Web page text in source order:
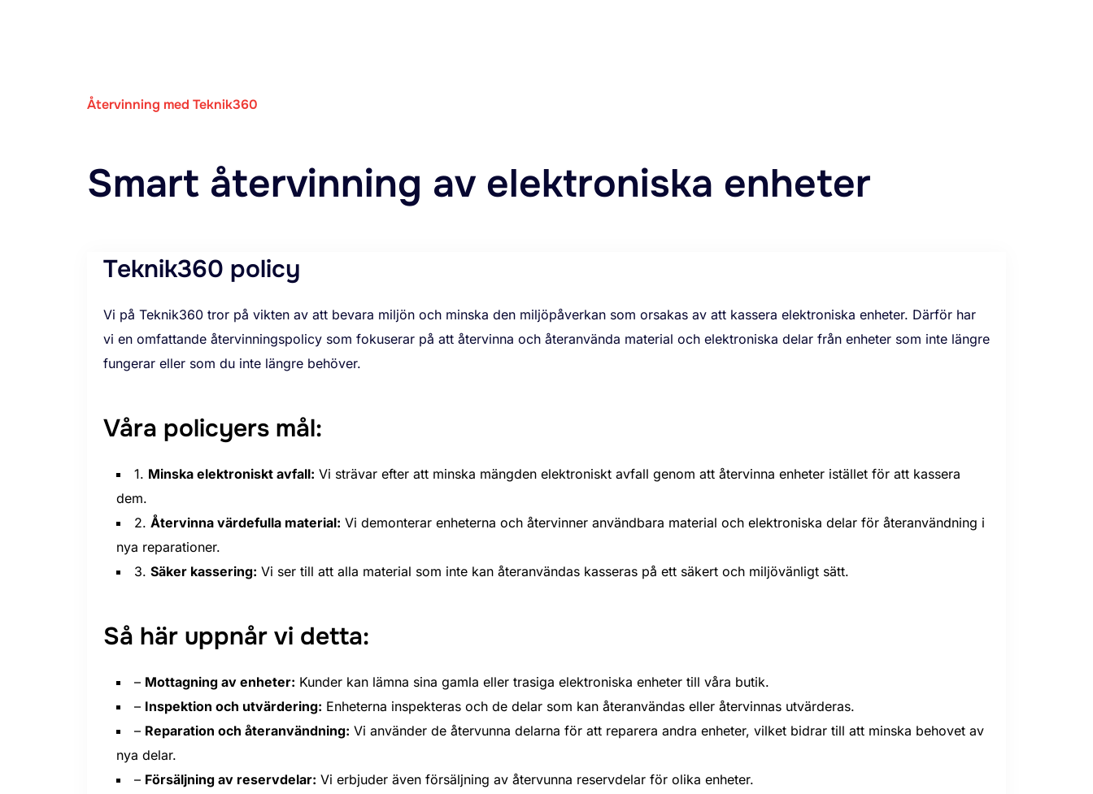
Återvinning med Teknik360
Smart återvinning av elektroniska enheter
Teknik360 policy
Vi på Teknik360 tror på vikten av att bevara miljön och minska den miljöpåverkan som orsakas av att kassera elektroniska enheter. Därför har
vi en omfattande återvinningspolicy som fokuserar på att återvinna och återanvända material och elektroniska delar från enheter som inte längre
fungerar eller som du inte längre behöver.
Våra policyers mål:
1. Minska elektroniskt avfall: Vi strävar efter att minska mängden elektroniskt avfall genom att återvinna enheter istället för att kassera
dem.
2. Återvinna värdefulla material: Vi demonterar enheterna och återvinner användbara material och elektroniska delar för återanvändning i
nya reparationer.
3. Säker kassering: Vi ser till att alla material som inte kan återanvändas kasseras på ett säkert och miljövänligt sätt.
Så här uppnår vi detta:
– Mottagning av enheter: Kunder kan lämna sina gamla eller trasiga elektroniska enheter till våra butik.
– Inspektion och utvärdering: Enheterna inspekteras och de delar som kan återanvändas eller återvinnas utvärderas.
– Reparation och återanvändning: Vi använder de återvunna delarna för att reparera andra enheter, vilket bidrar till att minska behovet av
nya delar.
– Försäljning av reservdelar: Vi erbjuder även försäljning av återvunna reservdelar för olika enheter.